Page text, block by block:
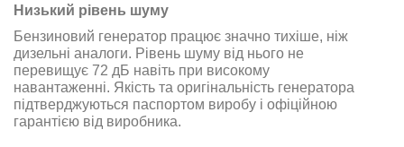
Низький рівень шуму
Бензиновий генератор працює значно тихіше, ніж
дизельні аналоги. Рівень шуму від нього не
перевищує 72 дБ навіть при високому
навантаженні. Якість та оригінальність генератора
підтверджуються паспортом виробу і офіційною
гарантією від виробника.